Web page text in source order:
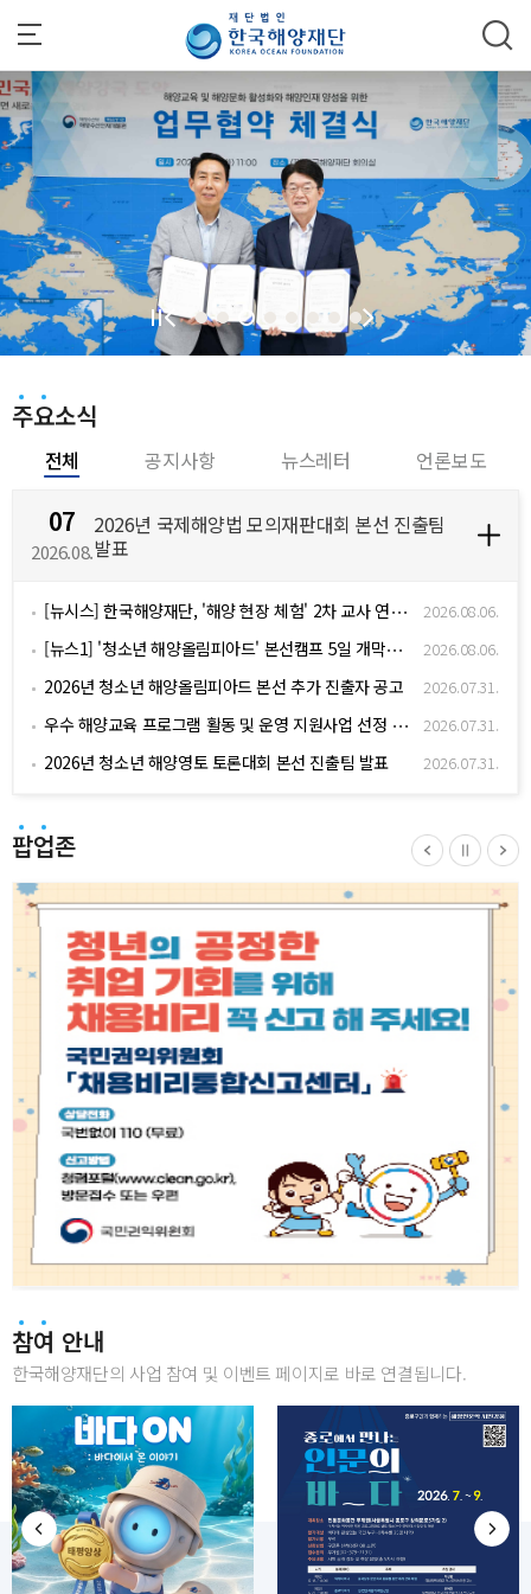
본문 바로가기
주메뉴 바로가기
하단 바로가기
주요소식
전체 공지사항 뉴스레터 언론보도
07
2026.08.
2026년 국제해양법 모의재판대회 본선 진출팀
발표
[뉴시스] 한국해양재단, '해양 현장 체험' 2차 교사 연수 마쳐 2026.08.06.
[뉴스1] '청소년 해양올림피아드' 본선캠프 5일 개막…미래 해양인재 키운다 2026.08.06.
2026년 청소년 해양올림피아드 본선 추가 진출자 공고 2026.07.31.
우수 해양교육 프로그램 활동 및 운영 지원사업 선정 결과 공고 2026.07.31.
2026년 청소년 해양영토 토론대회 본선 진출팀 발표 2026.07.31.
팝업존
참여 안내
한국해양재단의 사업 참여 및 이벤트 페이지로 바로 연결됩니다.